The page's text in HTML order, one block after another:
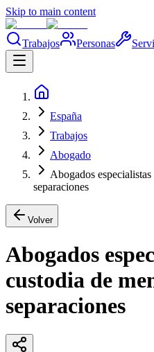
Skip to main content
Trabajos Personas
España
Trabajos
Abogado
Abogados
separaciones
Volver
Abogados
custodia de
separaciones